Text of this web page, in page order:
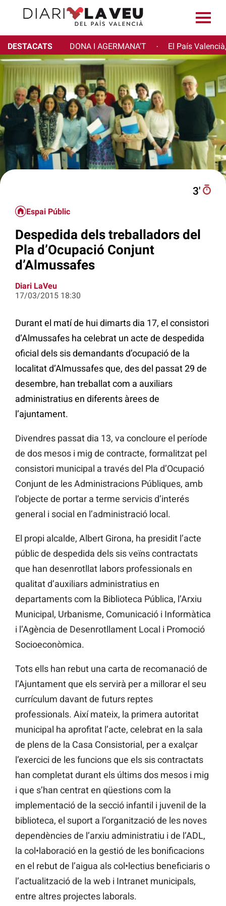
DESTACATS DONA I AGERMANA'T · El País
3′
Espai Públic
Despedida dels treballadors del
Pla d’Ocupació Conjunt
d’Almussafes
Diari LaVeu
17/03/2015 18:30
Durant el matí de hui dimarts dia 17, el consistori
d’Almussafes ha celebrat un acte de despedida
oficial dels sis demandants d’ocupació de la
localitat d’Almussafes que, des del passat 29 de
desembre, han treballat com a auxiliars
administratius en diferents àrees de
l’ajuntament.
Divendres passat dia 13, va concloure el període
de dos mesos i mig de contracte, formalitzat pel
consistori municipal a través del Pla d’Ocupació
Conjunt de les Administracions Públiques, amb
l’objecte de portar a terme servicis d’interés
general i social en l’administració local.
El propi alcalde, Albert Girona, ha presidit l’acte
públic de despedida dels sis veïns contractats
que han desenrotllat labors professionals en
qualitat d’auxiliars administratius en
departaments com la Biblioteca Pública, l’Arxiu
Municipal, Urbanisme, Comunicació i Informàtica
i l’Agència de Desenrotllament Local i Promoció
Socioeconòmica.
Tots ells han rebut una carta de recomanació de
l’Ajuntament que els servirà per a millorar el seu
currículum davant de futurs reptes
professionals. Així mateix, la primera autoritat
municipal ha aprofitat l’acte, celebrat en la sala
de plens de la Casa Consistorial, per a exalçar
l’exercici de les funcions que els sis contractats
han completat durant els últims dos mesos i mig
i que s’han centrat en qüestions com la
implementació de la secció infantil i juvenil de la
biblioteca, el suport a l’organització de les noves
dependències de l’arxiu administratiu i de l’ADL,
la col•laboració en la gestió de les bonificacions
en el rebut de l’aigua als col•lectius beneficiaris o
l’actualització de la web i Intranet municipals,
entre altres projectes laborals.